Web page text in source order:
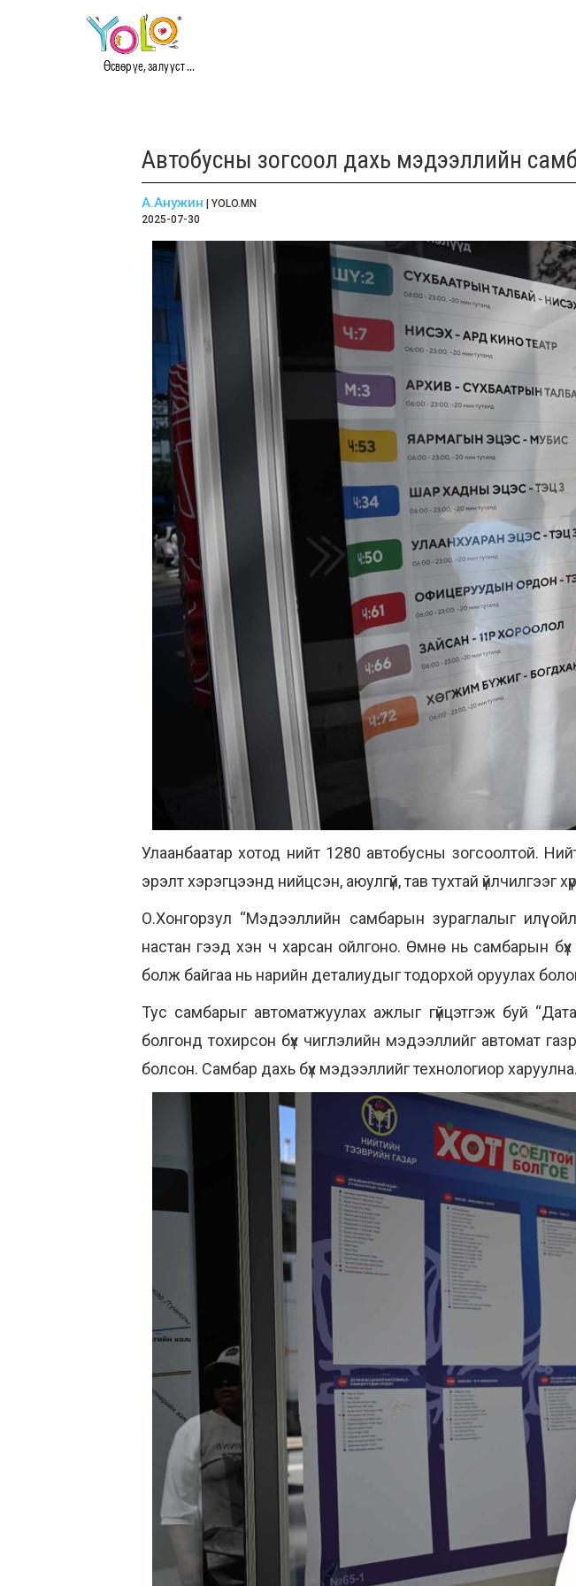
Өсвөр үе, залууст ...
Автобусны зогсоол дахь мэдээллийн
А.Анужин | YOLO.MN
2025-07-30
Улаанбаатар хотод нийт 1280 автобусны зогсоолтой.
эрэлт хэрэгцээнд нийцсэн, аюулгүй, тав тухтай үйлчилгээг
О.Хонгорзул “Мэдээллийн самбарын зураглалыг илүү
настан гээд хэн ч харсан ойлгоно. Өмнө нь самбарын
болж байгаа нь нарийн деталиудыг тодорхой оруулах
Тус самбарыг автоматжуулах ажлыг гүйцэтгэж буй
болгонд тохирсон бүх чиглэлийн мэдээллийг автомат
болсон. Самбар дахь бүх мэдээллийг технологиор